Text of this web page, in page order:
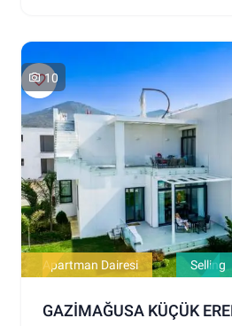
10
Apartman Dairesi Selling